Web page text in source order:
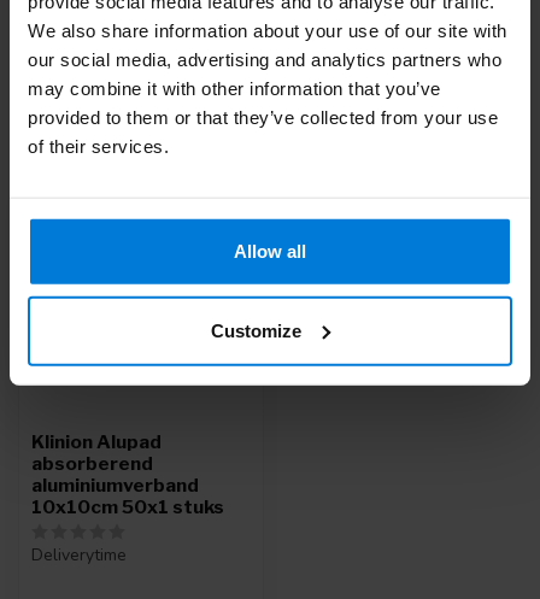
We also share information about your use of our site with
our social media, advertising and analytics partners who
may combine it with other information that you’ve
provided to them or that they’ve collected from your use
of their services.
Allow all
Customize
Of heb je hulp nodig bij je bestelling? Neem contact op via
mail met onzeKlantenserviceof bel+31 (0)30 203 59 02
Recent bekeken
Klinion Alupad
absorberend
aluminiumverband
10x10cm 50x1 stuks
Deliverytime